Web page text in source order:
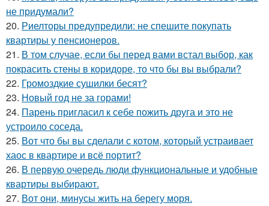
не придумали?
20. Риелторы предупредили: не спешите покупать
квартиры у пенсионеров.
21. В том случае, если бы перед вами встал выбор, как
покрасить стены в коридоре, то что бы вы выбрали?
22. Громоздкие сушилки бесят?
23. Новый год не за горами!
24. Парень пригласил к себе пожить друга и это не
устроило соседа.
25. Вот что бы вы сделали с котом, который устраивает
хаос в квартире и всё портит?
26. В первую очередь люди функциональные и удобные
квартиры выбирают.
27. Вот они, минусы жить на берегу моря.